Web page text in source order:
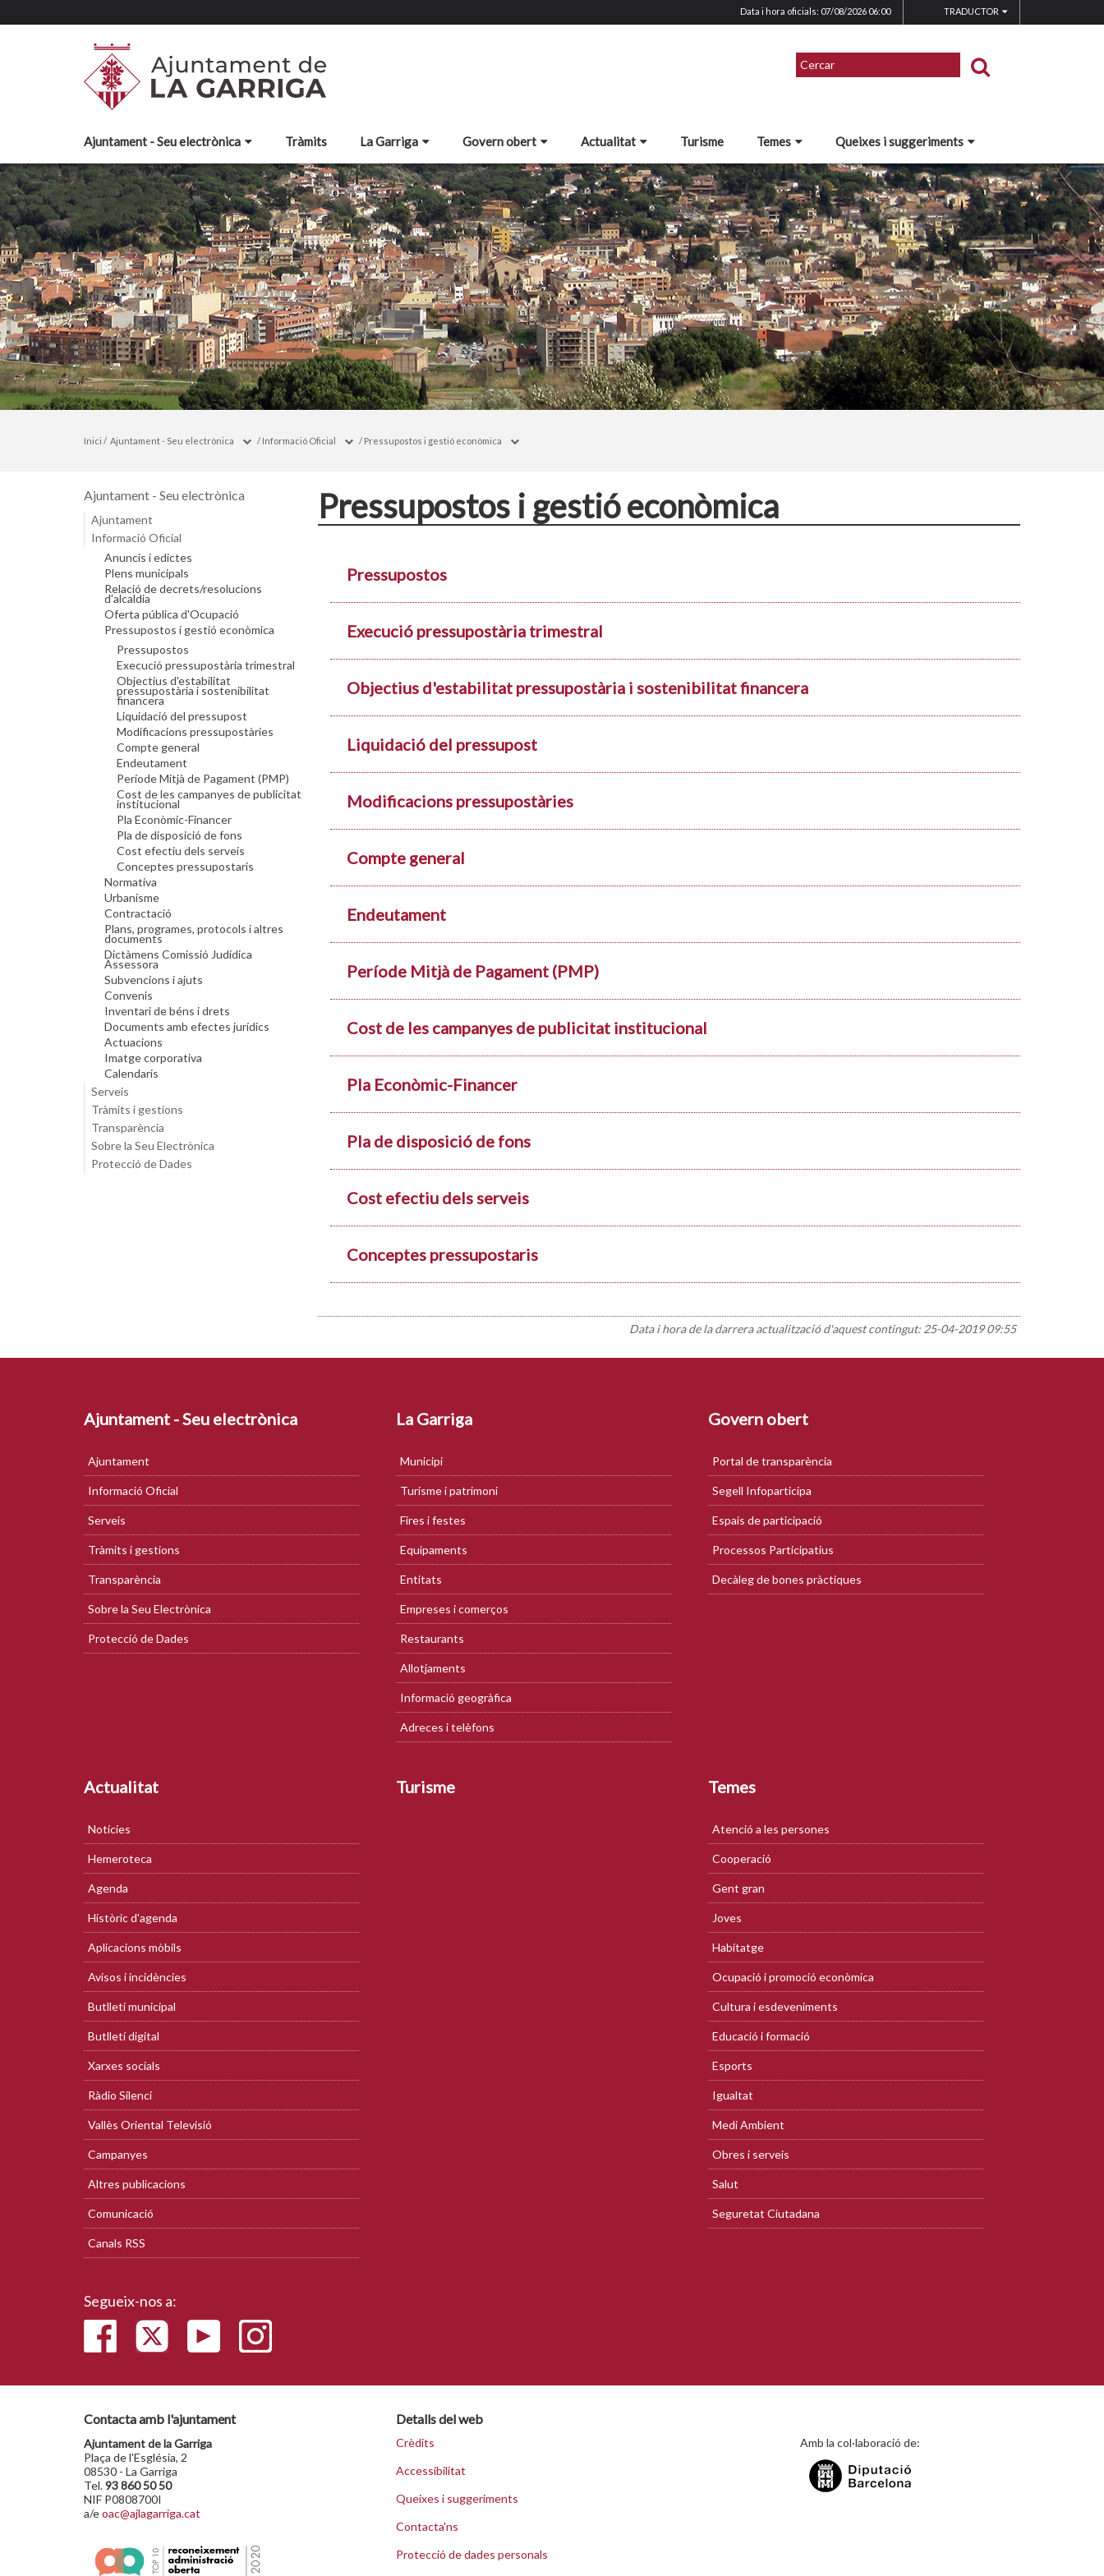
Data i hora oficials: 07/08/2026 06:00 TRADUCTOR
Ajuntament - Seu electrònica Tràmits La Garriga Govern obert Actualitat Turisme Temes Queixes i suggeriments
Inici / Ajuntament - Seu electrònica / Informació Oficial / Pressupostos i gestió econòmica
Ajuntament - Seu electrònica
Ajuntament
Informació Oficial
Anuncis i edictes
Plens municipals
Relació de decrets/resolucions
d'alcaldia
Oferta pública d'Ocupació
Pressupostos i gestió econòmica
Pressupostos
Execució pressupostària trimestral
Objectius d'estabilitat
pressupostària i sostenibilitat
financera
Liquidació del pressupost
Modificacions pressupostàries
Compte general
Endeutament
Període Mitjà de Pagament (PMP)
Cost de les campanyes de publicitat
institucional
Pla Econòmic-Financer
Pla de disposició de fons
Cost efectiu dels serveis
Conceptes pressupostaris
Normativa
Urbanisme
Contractació
Plans, programes, protocols i altres
documents
Dictàmens Comissió Judídica
Assessora
Subvencions i ajuts
Convenis
Inventari de béns i drets
Documents amb efectes jurídics
Actuacions
Imatge corporativa
Calendaris
Serveis
Tràmits i gestions
Transparència
Sobre la Seu Electrònica
Protecció de Dades
Pressupostos i gestió econòmica
Pressupostos
Execució pressupostària trimestral
Objectius d'estabilitat pressupostària i sostenibilitat financera
Liquidació del pressupost
Modificacions pressupostàries
Compte general
Endeutament
Període Mitjà de Pagament (PMP)
Cost de les campanyes de publicitat institucional
Pla Econòmic-Financer
Pla de disposició de fons
Cost efectiu dels serveis
Conceptes pressupostaris
Data i hora de la darrera actualització d'aquest contingut: 25-04-2019 09:55
Ajuntament - Seu electrònica
Ajuntament
Informació Oficial
Serveis
Tràmits i gestions
Transparència
Sobre la Seu Electrònica
Protecció de Dades
La Garriga
Municipi
Turisme i patrimoni
Fires i festes
Equipaments
Entitats
Empreses i comerços
Restaurants
Allotjaments
Informació geogràfica
Adreces i telèfons
Govern obert
Portal de transparència
Segell Infoparticipa
Espais de participació
Processos Participatius
Decàleg de bones pràctiques
Actualitat
Notícies
Hemeroteca
Agenda
Històric d'agenda
Aplicacions mòbils
Avisos i incidències
Butlletí municipal
Butlletí digital
Xarxes socials
Ràdio Silenci
Vallès Oriental Televisió
Campanyes
Altres publicacions
Comunicació
Canals RSS
Turisme Temes
Atenció a les persones
Cooperació
Gent gran
Joves
Habitatge
Ocupació i promoció econòmica
Cultura i esdeveniments
Educació i formació
Esports
Igualtat
Medi Ambient
Obres i serveis
Salut
Seguretat Ciutadana
Segueix-nos a:
Contacta amb l'ajuntament
Ajuntament de la Garriga
Plaça de l'Església, 2
08530 - La Garriga
Tel.93 860 50 50
NIF P0808700I
a/eoac@ajlagarriga.cat
Detalls del web
Crèdits
Accessibilitat
Queixes i suggeriments
Contacta'ns
Protecció de dades personals
Amb la col·laboració de: